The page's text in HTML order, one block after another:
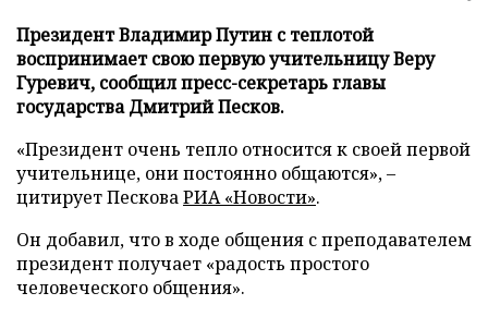
Президент Владимир Путин с теплотой
воспринимает свою первую учительницу Веру
Гуревич, сообщил пресс-секретарь главы
государства Дмитрий Песков.
«Президент очень тепло относится к своей первой
учительнице, они постоянно общаются», –
цитирует ПесковаРИА «Новости».
Он добавил, что в ходе общения с преподавателем
президент получает «радость простого
человеческого общения».